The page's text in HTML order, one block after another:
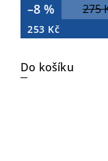
275
–8 %
253 Kč
Do košíku